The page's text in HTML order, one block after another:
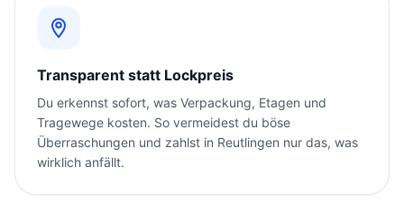
Transparent statt Lockpreis
Du erkennst sofort, was Verpackung, Etagen und
Tragewege kosten. So vermeidest du böse
Überraschungen und zahlst in Reutlingen nur das, was
wirklich anfällt.